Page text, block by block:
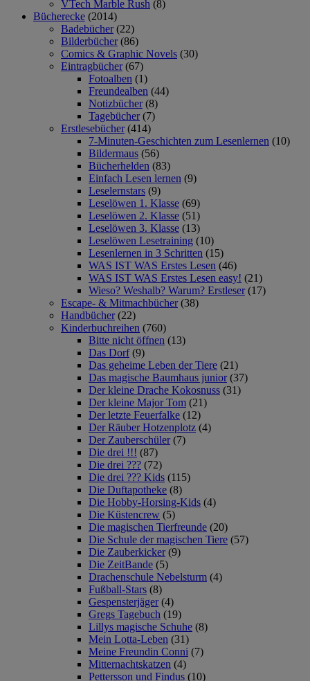
VTech Marble Rush (8)
Bücherecke (2014)
Badebücher (22)
Bilderbücher (86)
Comics & Graphic Novels (30)
Eintragbücher (67)
Fotoalben (1)
Freundealben (44)
Notizbücher (8)
Tagebücher (7)
Erstlesebücher (414)
7-Minuten-Geschichten zum Lesenlernen (10)
Bildermaus (56)
Bücherhelden (83)
Einfach Lesen lernen (9)
Leselernstars (9)
Leselöwen 1. Klasse (69)
Leselöwen 2. Klasse (51)
Leselöwen 3. Klasse (13)
Leselöwen Lesetraining (10)
Lesenlernen in 3 Schritten (15)
WAS IST WAS Erstes Lesen (46)
WAS IST WAS Erstes Lesen easy! (21)
Wieso? Weshalb? Warum? Erstleser (17)
Escape- & Mitmachbücher (38)
Handbücher (22)
Kinderbuchreihen (760)
Bitte nicht öffnen (13)
Das Dorf (9)
Das geheime Leben der Tiere (21)
Das magische Baumhaus junior (37)
Der kleine Drache Kokosnuss (31)
Der kleine Major Tom (21)
Der letzte Feuerfalke (12)
Der Räuber Hotzenplotz (4)
Der Zauberschüler (7)
Die drei !!! (87)
Die drei ??? (72)
Die drei ??? Kids (115)
Die Duftapotheke (8)
Die Hobby-Horsing-Kids (4)
Die Küstencrew (5)
Die magischen Tierfreunde (20)
Die Schule der magischen Tiere (57)
Die Zauberkicker (9)
Die ZeitBande (5)
Drachenschule Nebelsturm (4)
Fußball-Stars (8)
Gespensterjäger (4)
Gregs Tagebuch (19)
Lillys magische Schuhe (8)
Mein Lotta-Leben (31)
Meine Freundin Conni (7)
Mitternachtskatzen (4)
Pettersson und Findus (10)